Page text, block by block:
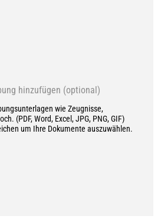
hinzufügen (optional)
wie Zeugnisse,
(PDF, Word, Excel, JPG, PNG, GIF)
um Ihre Dokumente auszuwählen.